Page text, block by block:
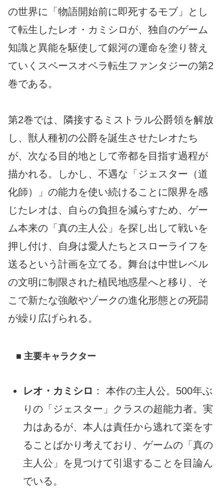
の世界に「物語開始前に即死するモブ」とし
て転生したレオ・カミシロが、独自のゲーム
知識と異能を駆使して銀河の運命を塗り替え
ていくスペースオペラ転生ファンタジーの第2
巻である。
第2巻では、隣接するミストラル公爵領を解放
し、獣人種初の公爵を誕生させたレオたち
が、次なる目的地として帝都を目指す過程が
描かれる。しかし、不遇な「ジェスター（道
化師）」の能力を使い続けることに限界を感
じたレオは、自らの負担を減らすため、ゲー
ム本来の「真の主人公」を探し出して戦いを
押し付け、自身は愛人たちとスローライフを
送るという計画を立てる。舞台は中世レベル
の文明に制限された植民地惑星へと移り、そ
こで新たな強敵やゾークの進化形態との死闘
が繰り広げられる。
■ 主要キャラクター
レオ・カミシロ ： 本作の主人公。500年ぶ
りの「ジェスター」クラスの超能力者。実
力はあるが、本人は責任から逃れて楽をす
ることばかり考えており、ゲームの「真の
主人公」を見つけて引退することを目論ん
でいる。